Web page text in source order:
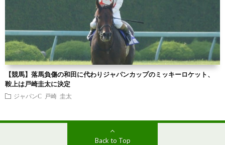
【競馬】落馬負傷の和田に代わりジャパンカップのミッキーロケット、
鞍上は戸崎圭太に決定
ジャパンC 戸崎 圭太
Back to Top